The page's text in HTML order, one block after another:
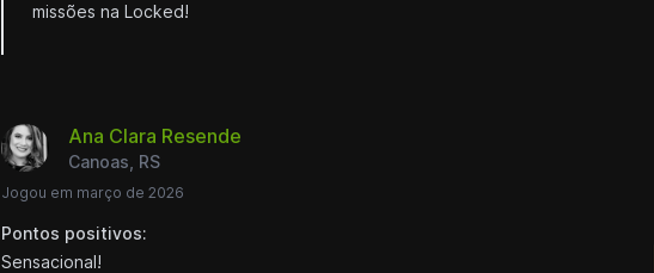
missões na Locked!
Ana Clara Resende
Canoas, RS
Jogou em março de 2026
Pontos positivos:
Sensacional!